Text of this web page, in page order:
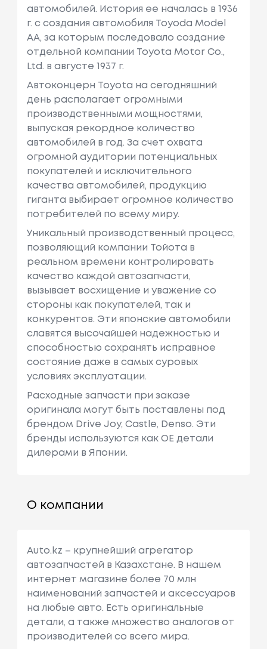
автомобилей. История ее началась в 1936
г. с создания автомобиля Toyoda Model
AA, за которым последовало создание
отдельной компании Toyota Motor Co.,
Ltd. в августе 1937 г.
Автоконцерн Toyota на сегодняшний
день располагает огромными
производственными мощностями,
выпуская рекордное количество
автомобилей в год. За счет охвата
огромной аудитории потенциальных
покупателей и исключительного
качества автомобилей, продукцию
гиганта выбирает огромное количество
потребителей по всему миру.
Уникальный производственный процесс,
позволяющий компании Тойота в
реальном времени контролировать
качество каждой автозапчасти,
вызывает восхищение и уважение со
стороны как покупателей, так и
конкурентов. Эти японские автомобили
славятся высочайшей надежностью и
способностью сохранять исправное
состояние даже в самых суровых
условиях эксплуатации.
Расходные запчасти при заказе
оригинала могут быть поставлены под
брендом Drive Joy, Castle, Denso. Эти
бренды используются как ОЕ детали
дилерами в Японии.
О компании
Auto.kz – крупнейший агрегатор
автозапчастей в Казахстане. В нашем
интернет магазине более 70 млн
наименований запчастей и аксессуаров
на любые авто. Есть оригинальные
детали, а также множество аналогов от
производителей со всего мира.